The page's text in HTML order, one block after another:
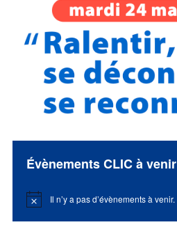
Évènements CLIC à venir
Notice Il n’y a pas d’évènements à venir.